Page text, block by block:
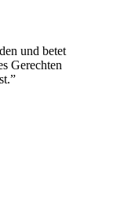
und betet
Gerechten
”